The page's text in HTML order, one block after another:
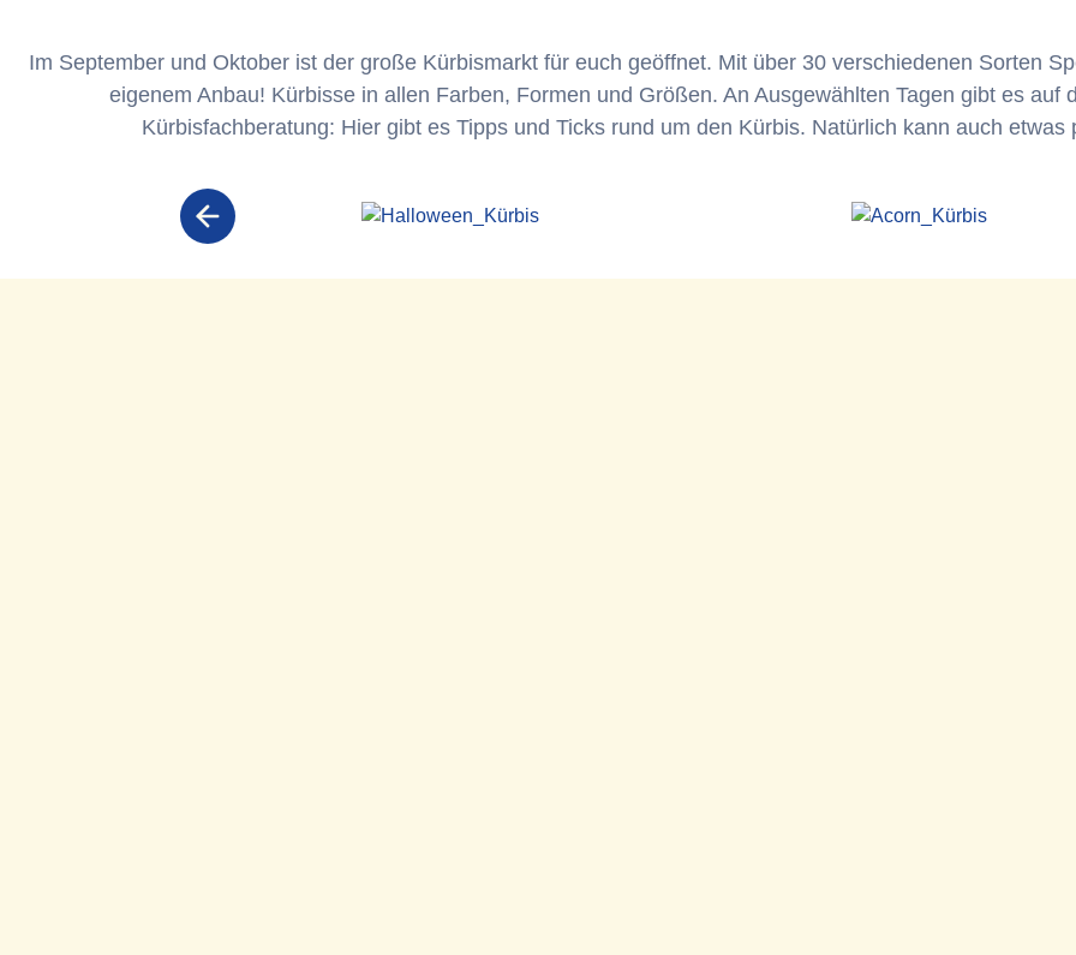
Im September und Oktober ist der große Kürbismarkt für euch geöffnet. Mit über 30 verschiedenen Sorten
eigenem Anbau! Kürbisse in allen Farben, Formen und Größen. An Ausgewählten Tagen gibt es auf
Kürbisfachberatung: Hier gibt es Tipps und Ticks rund um den Kürbis. Natürlich kann auch etwas